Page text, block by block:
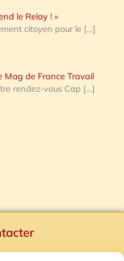
le Relay ! »
citoyen pour le […]
Mag de France Travail
rendez-vous Cap […]